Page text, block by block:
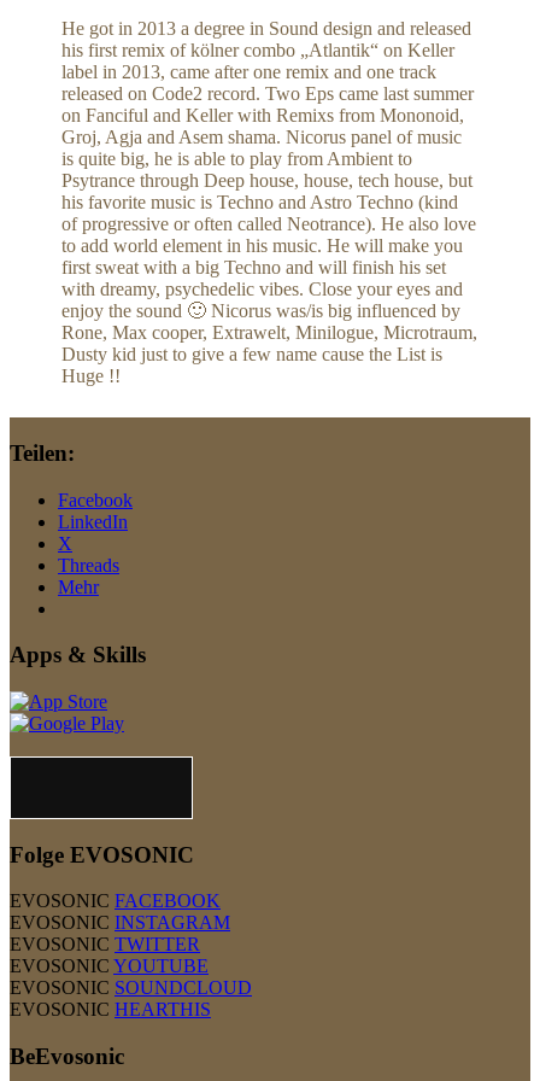
He got in 2013 a degree in Sound design and released
his first remix of kölner combo „Atlantik“ on Keller
label in 2013, came after one remix and one track
released on Code2 record. Two Eps came last summer
on Fanciful and Keller with Remixs from Mononoid,
Groj, Agja and Asem shama. Nicorus panel of music
is quite big, he is able to play from Ambient to
Psytrance through Deep house, house, tech house, but
his favorite music is Techno and Astro Techno (kind
of progressive or often called Neotrance). He also love
to add world element in his music. He will make you
first sweat with a big Techno and will finish his set
with dreamy, psychedelic vibes. Close your eyes and
enjoy the sound 🙂 Nicorus was/is big influenced by
Rone, Max cooper, Extrawelt, Minilogue, Microtraum,
Dusty kid just to give a few name cause the List is
Huge !!
Teilen:
Facebook
LinkedIn
X
Threads
Mehr
Apps & Skills
Folge EVOSONIC
EVOSONIC FACEBOOK
EVOSONIC INSTAGRAM
EVOSONIC TWITTER
EVOSONIC YOUTUBE
EVOSONIC SOUNDCLOUD
EVOSONIC HEARTHIS
BeEvosonic